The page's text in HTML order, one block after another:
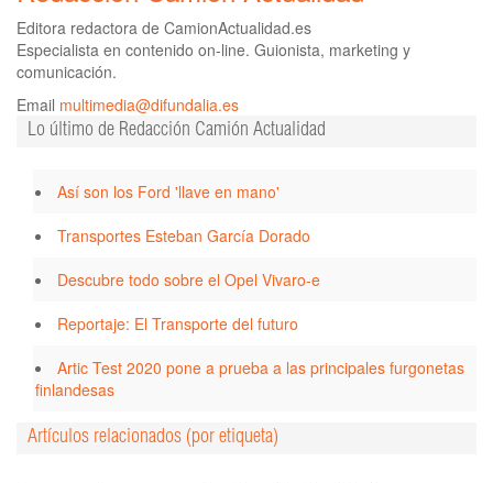
Editora redactora de CamionActualidad.es
Especialista en contenido on-line. Guionista, marketing y
comunicación.
Email multimedia@difundalia.es
Lo último de Redacción Camión Actualidad
Así son los Ford 'llave en mano'
Transportes Esteban García Dorado
Descubre todo sobre el Opel Vivaro-e
Reportaje: El Transporte del futuro
Artic Test 2020 pone a prueba a las principales furgonetas
finlandesas
Artículos relacionados (por etiqueta)